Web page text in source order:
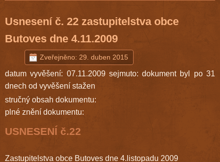
Usnesení č. 22 zastupitelstva obce
Butoves dne 4.11.2009
Zveřejněno: 29. duben 2015
datum vyvěšení: 07.11.2009 sejmuto: dokument byl po 31
dnech od vyvěšení stažen
stručný obsah dokumentu:
plné znění dokumentu:
USNESENÍ č.22
Zastupitelstva obce Butoves dne 4.listopadu 2009